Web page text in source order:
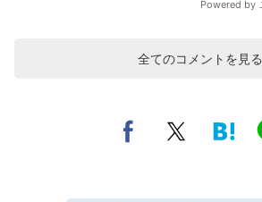
全てのコメントを見る